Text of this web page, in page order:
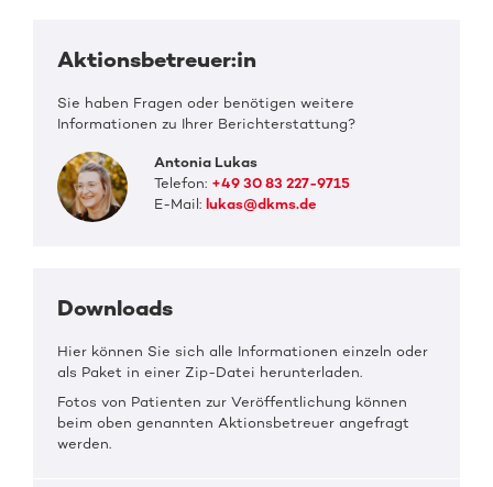
Aktionsbetreuer:in
Sie haben Fragen oder benötigen weitere
Informationen zu Ihrer Berichterstattung?
Antonia Lukas
Telefon: +49 30 83 227-9715
E-Mail: lukas@dkms.de
Downloads
Hier können Sie sich alle Informationen einzeln oder
als Paket in einer Zip-Datei herunterladen.
Fotos von Patienten zur Veröffentlichung können
beim oben genannten Aktionsbetreuer angefragt
werden.